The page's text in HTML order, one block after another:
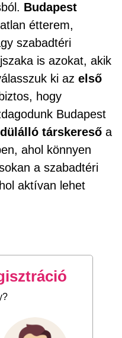
Budapest
étterem,
szabadtéri
is azokat, akik
ki az első
hogy
Budapest
társkereső a
ahol könnyen
a szabadtéri
aktívan lehet